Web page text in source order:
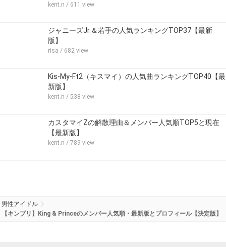
kent.n / 611 view
ジャニーズJr.＆若手の人気ランキングTOP37【最新
版】
risa / 682 view
Kis-My-Ft2（キスマイ）の人気曲ランキングTOP40【最
新版】
kent.n / 538 view
カスタマイZの解散理由＆メンバー人気順TOP5と現在
【最新版】
kent.n / 789 view
男性アイドル
【キンプリ】King & Princeのメンバー人気順・最新版とプロフィール【決定版】